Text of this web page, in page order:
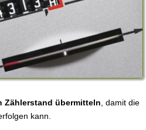
Zählerstand übermitteln , damit die
kann.